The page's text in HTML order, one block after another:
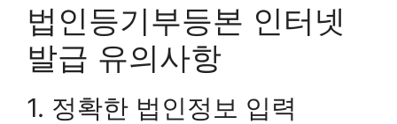
법인등기부등본 인터넷
발급 유의사항
1. 정확한 법인정보 입력